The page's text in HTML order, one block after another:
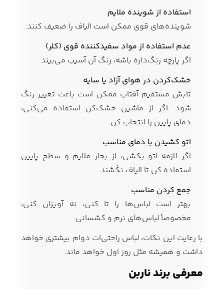
استفاده از شوینده ملایم
شوینده‌های قوی ممکن است الیاف را ضعیف کنند.
عدم استفاده از مواد سفیدکننده قوی (کلر)
اگر پارچه رنگ‌داره باشه، رنگ آن آسیب می‌بیند.
خشک‌کردن در هوای آزاد یا سایه
تابش مستقیم آفتاب ممکن است باعث تغییر رنگ
شود. اگر از ماشین خشک‌کن استفاده می‌کنی،
دمای پایین را انتخاب کن.
اتو کشیدن با دمای مناسب
اگر لازمه اتو بکشی، از بخار ملایم و سطح پایین
استفاده کن تا الیاف نکَشند.
جمع کردن مناسب
بهتر است لباس‌ها را تا کنی، نه آویزان کنی،
مخصوصاً لباس‌های نرم و کشسانی.
با رعایت این نکات، لباس راحتی‌ات دوام بیشتری خواهد
داشت و همیشه مثل روز اول خواهد ماند.
معرفی برند ناربن